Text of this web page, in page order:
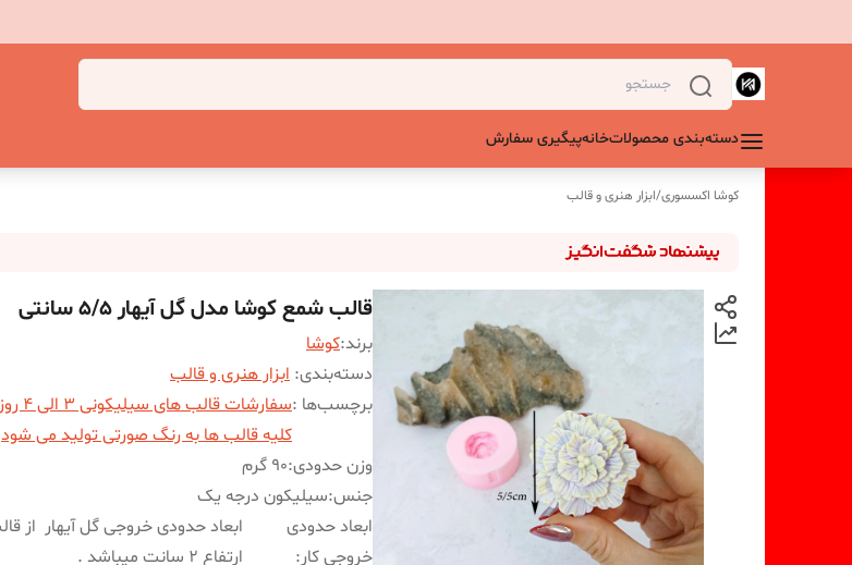
دسته‌بندی محصولاتخانهپیگیری سفارش
کوشا اکسسوری/ابزار هنری و قالب
قالب شمع کوشا مدل گل آیهار 5/5 سانتی
برند:کوشا
دسته‌بندی: ابزار هنری و قالب
برچسب‌ها :سفارشات قالب های سیلیکونی 3 الی 4 روزه ارسال می شوند
کلیه قالب ها به رنگ صورتی تولید می شود
وزن حدودی:90 گرم
جنس:سیلیکون درجه یک
ابعاد حدودی
خروجی کار:
ارتفاع 2 سانت میباشد .